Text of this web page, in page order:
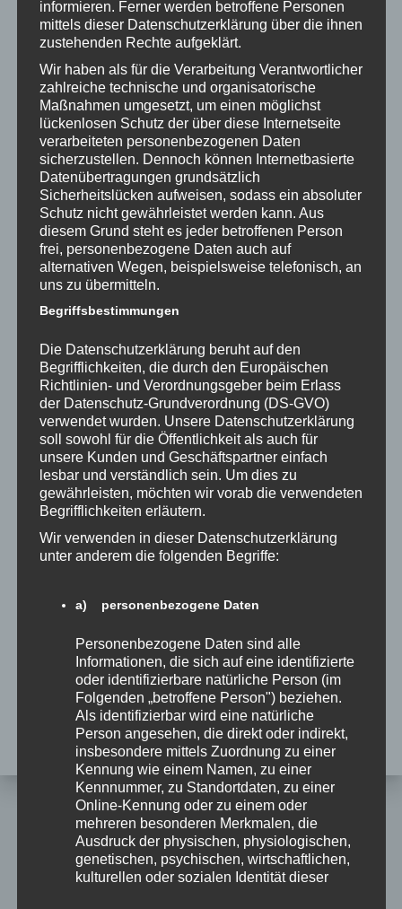
Oktober 2019
September 2019
Januar 2019
Juni 2018
März 2018
Februar 2018
Kategorien
Allgemein
Buchvorstellen
Buchvorstellung
Denken erlaubt
Denken erlaubt Nachlese
Veranstaltung
Meta
Kommentare-Feed
WordPress.org
Verwandte Beiträge
informieren. Ferner werden betroffene Personen
mittels dieser Datenschutzerklärung über die ihnen
zustehenden Rechte aufgeklärt.
Wir haben als für die Verarbeitung Verantwortlicher
zahlreiche technische und organisatorische
Maßnahmen umgesetzt, um einen möglichst
lückenlosen Schutz der über diese Internetseite
verarbeiteten personenbezogenen Daten
sicherzustellen. Dennoch können Internetbasierte
Datenübertragungen grundsätzlich
Sicherheitslücken aufweisen, sodass ein absoluter
Schutz nicht gewährleistet werden kann. Aus
diesem Grund steht es jeder betroffenen Person
frei, personenbezogene Daten auch auf
alternativen Wegen, beispielsweise telefonisch, an
uns zu übermitteln.
Begriffsbestimmungen
Die Datenschutzerklärung beruht auf den
Begrifflichkeiten, die durch den Europäischen
Richtlinien- und Verordnungsgeber beim Erlass
der Datenschutz-Grundverordnung (DS-GVO)
verwendet wurden. Unsere Datenschutzerklärung
soll sowohl für die Öffentlichkeit als auch für
unsere Kunden und Geschäftspartner einfach
lesbar und verständlich sein. Um dies zu
gewährleisten, möchten wir vorab die verwendeten
Begrifflichkeiten erläutern.
Wir verwenden in dieser Datenschutzerklärung
unter anderem die folgenden Begriffe:
a) personenbezogene Daten
Personenbezogene Daten sind alle
Informationen, die sich auf eine identifizierte
oder identifizierbare natürliche Person (im
Folgenden „betroffene Person") beziehen.
Als identifizierbar wird eine natürliche
Person angesehen, die direkt oder indirekt,
insbesondere mittels Zuordnung zu einer
Kennung wie einem Namen, zu einer
Kennnummer, zu Standortdaten, zu einer
Online-Kennung oder zu einem oder
mehreren besonderen Merkmalen, die
Ausdruck der physischen, physiologischen,
genetischen, psychischen, wirtschaftlichen,
kulturellen oder sozialen Identität dieser